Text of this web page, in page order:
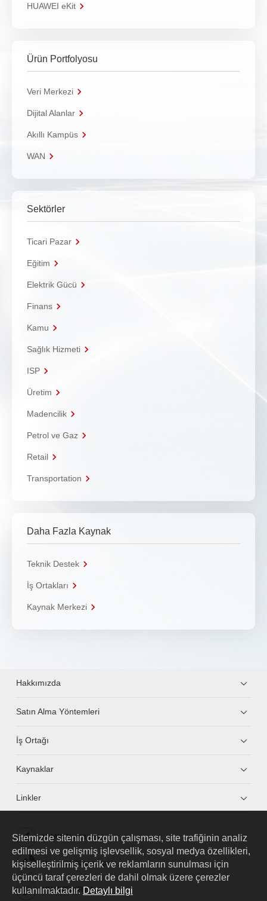
HUAWEI eKit
Ürün Portfolyosu
Veri Merkezi
Dijital Alanlar
Akıllı Kampüs
WAN
Sektörler
Ticari Pazar
Eğitim
Elektrik Gücü
Finans
Kamu
Sağlık Hizmeti
ISP
Üretim
Madencilik
Petrol ve Gaz
Retail
Transportation
Daha Fazla Kaynak
Teknik Destek
İş Ortakları
Kaynak Merkezi
Hakkımızda
Satın Alma Yöntemleri
İş Ortağı
Kaynaklar
Linkler
HUAWEI eKit App
Huawei HiKnow App
HUAWEI eFly App
Sitemizde sitenin düzgün çalışması, site trafiğinin analiz
edilmesi ve gelişmiş işlevsellik, sosyal medya özellikleri,
kişiselleştirilmiş içerik ve reklamların sunulması için
üçüncü taraf çerezleri de dahil olmak üzere çerezler
kullanılmaktadır. Detaylı bilgi